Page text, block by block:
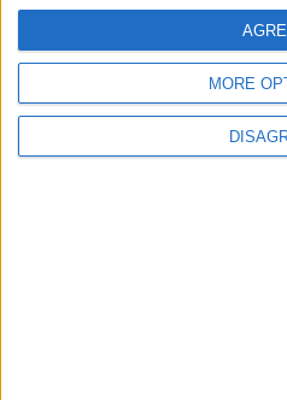
MORE
Le passphrase: sempre più in
sicurezza informatica. 30
informatica Torno a stressare su
sta a cuore: le passphrase. Ne
ribadito che dovremmo